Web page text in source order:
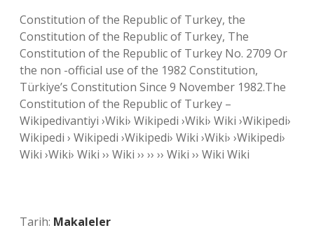
Constitution of the Republic of Turkey, the
Constitution of the Republic of Turkey, The
Constitution of the Republic of Turkey No. 2709 Or
the non -official use of the 1982 Constitution,
Türkiye’s Constitution Since 9 November 1982.The
Constitution of the Republic of Turkey –
Wikipedivantiyi ›Wiki› Wikipedi ›Wiki› Wiki ›Wikipedi›
Wikipedi › Wikipedi ›Wikipedi› Wiki ›Wiki› ›Wikipedi›
Wiki ›Wiki› Wiki ›› Wiki ›› ›› ›› Wiki ›› Wiki Wiki
Tarih: Makaleler